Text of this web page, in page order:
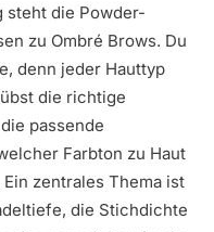
steht die Powder-
zu Ombré Brows. Du
denn jeder Hauttyp
die richtige
passende
Farbton zu Haut
zentrales Thema ist
die Stichdichte